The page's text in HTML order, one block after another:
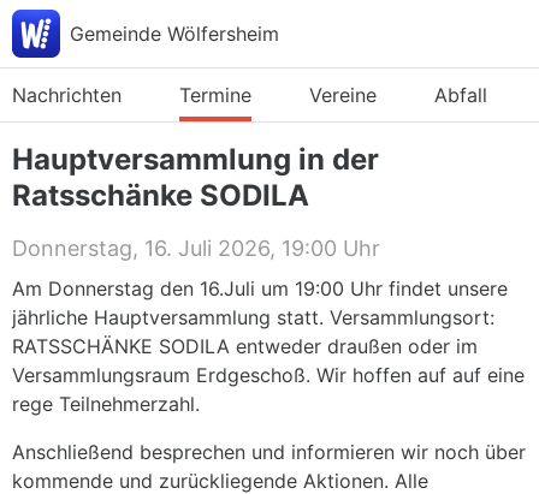
Gemeinde Wölfersheim
Nachrichten Termine Vereine Abfall
Hauptversammlung in der
Ratsschänke SODILA
Donnerstag, 16. Juli 2026, 19:00 Uhr
Am Donnerstag den 16.Juli um 19:00 Uhr findet unsere
jährliche Hauptversammlung statt. Versammlungsort:
RATSSCHÄNKE SODILA entweder draußen oder im
Versammlungsraum Erdgeschoß. Wir hoffen auf auf eine
rege Teilnehmerzahl.
Anschließend besprechen und informieren wir noch über
kommende und zurückliegende Aktionen. Alle